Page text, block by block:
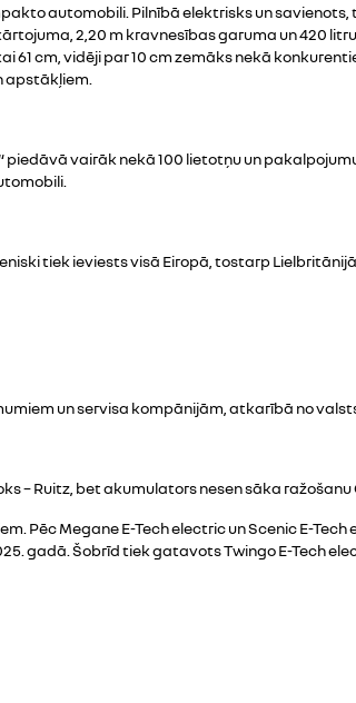
automobili. Pilnībā elektrisks un
2,20 m kravnesības garuma un 420
cm, vidēji par 10 cm zemāks nekā
apstākļiem.
vairāk nekā 100 lietotņu un
tiek ieviests visā Eiropā, tostarp
un servisa kompānijām, atkarībā no
– Ruitz, bet akumulators nesen sāka ražošanu
Megane E-Tech electric un Scenic E-
gadā. Šobrīd tiek gatavots Twingo E-Tech